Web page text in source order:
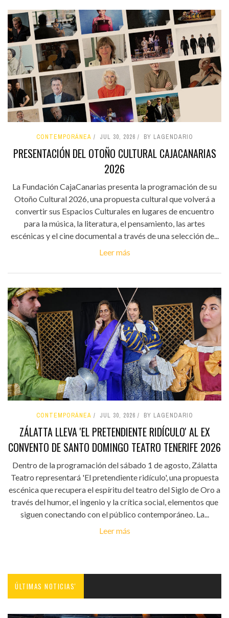
CONTEMPORÁNEA JUL 30, 2026 BY LAGENDARIO
PRESENTACIÓN DEL OTOÑO CULTURAL CAJACANARIAS
2026
La Fundación CajaCanarias presenta la programación de su
Otoño Cultural 2026, una propuesta cultural que volverá a
convertir sus Espacios Culturales en lugares de encuentro
para la música, la literatura, el pensamiento, las artes
escénicas y el cine documental a través de una selección de...
Leer más
CONTEMPORÁNEA JUL 30, 2026 BY LAGENDARIO
ZÁLATTA LLEVA 'EL PRETENDIENTE RIDÍCULO' AL EX
CONVENTO DE SANTO DOMINGO TEATRO TENERIFE 2026
Dentro de la programación del sábado 1 de agosto, Zálatta
Teatro representará 'El pretendiente ridículo', una propuesta
escénica que recupera el espíritu del teatro del Siglo de Oro a
través del humor, el ingenio y la crítica social, elementos que
siguen conectando con el público contemporáneo. La...
Leer más
ÚLTIMAS NOTICIAS'